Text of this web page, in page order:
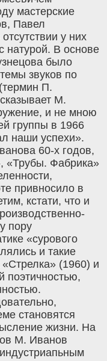
мастерские
Павел
у них
натурой. В основе
было
звуков по
П.
М.
и не мною
группы в 1966
наши успехи».
60-х годов,
«Трубы. Фабрика»
привносило в
кстати, что и
пору
«сурового
и такие
(1960) и
поэтичностью,
становятся
жизни. На
М. Иванов